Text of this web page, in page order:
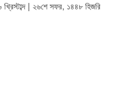
| ২৬শে সফর, ১৪৪৮ হিজরি